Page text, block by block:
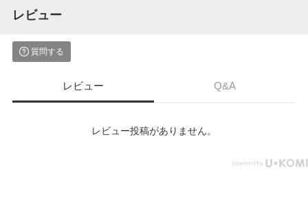
レビュー
質問する
レビュー Q&A
レビュー投稿がありません。